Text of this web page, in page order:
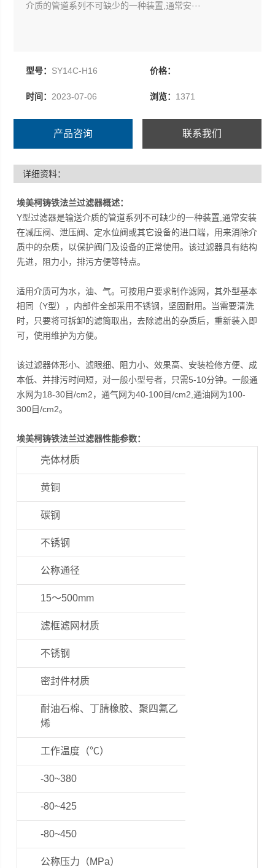
介质的管道系列不可缺少的一种装置,通常安···
型号： SY14C-H16 价格：
时间： 2023-07-06 浏览： 1371
产品咨询 联系我们
详细资料：
埃美柯铸铁法兰过滤器概述：
Y型过滤器是输送介质的管道系列不可缺少的一种装置,通常安装
在减压阀、泄压阀、定水位阀或其它设备的进口端，用来消除介
质中的杂质，以保护阀门及设备的正常使用。该过滤器具有结构
先进，阻力小，排污方便等特点。
适用介质可为水，油、气。可按用户要求制作滤网，其外型基本
相同（Y型），内部件全部采用不锈钢，坚固耐用。当需要清洗
时，只要将可拆卸的滤筒取出，去除滤出的杂质后，重新装入即
可，使用维护为方便。
该过滤器体形小、滤眼细、阻力小、效果高、安装检修方便、成
本低、并排污时间短，对一般小型号者，只需5-10分钟。一般通
水网为18-30目/cm2，通气网为40-100目/cm2,通油网为100-
300目/cm2。
埃美柯铸铁法兰过滤器性能参数：
壳体材质
黄铜
碳钢
不锈钢
公称通径
15～500mm
滤框滤网材质
不锈钢
密封件材质
耐油石棉、丁腈橡胶、聚四氟乙
烯
工作温度（℃）
-30~380
-80~425
-80~450
公称压力（MPa）